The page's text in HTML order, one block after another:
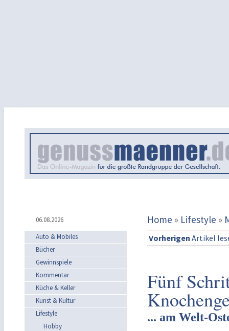
06.08.2026 Home » Lifestyle »
Auto & Mobiles
Bücher
Gewinnspiele
Kommentar
Küche & Keller
Kunst & Kultur
Lifestyle
Hobby
Vorherigen Artikel
Fünf
... am Welt-